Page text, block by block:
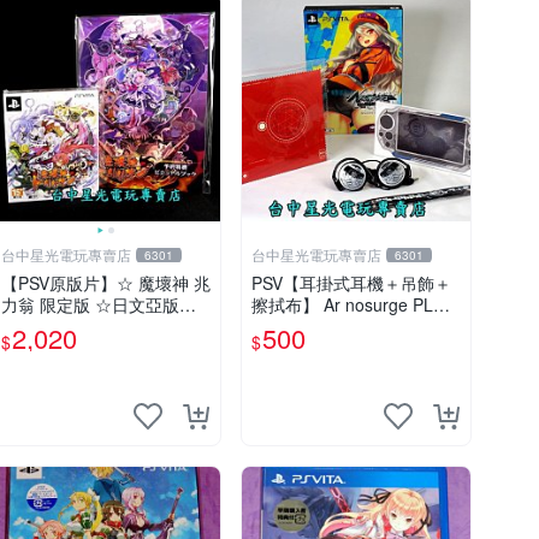
台中星光電玩專賣店 6301
【PSV原版片】☆ 魔壞神 兆
力翁 限定版 ☆日文亞版全
新品【含美術集】台中星光
電玩
$2,020
台中星光電玩專賣店 6301
PSV【耳掛式耳機＋吊飾＋
擦拭布】 Ar nosurge PLUS
獻給誕生之星的祈禱詩 【限
定特典升級包】台中星光電
$500